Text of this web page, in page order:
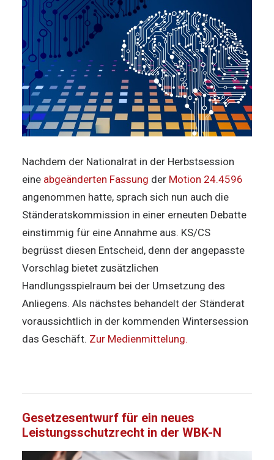
Nachdem der Nationalrat in der Herbstsession
eine abgeänderten Fassung der Motion 24.4596
angenommen hatte, sprach sich nun auch die
Ständeratskommission in einer erneuten Debatte
einstimmig für eine Annahme aus. KS/CS
begrüsst diesen Entscheid, denn der angepasste
Vorschlag bietet zusätzlichen
Handlungsspielraum bei der Umsetzung des
Anliegens. Als nächstes behandelt der Ständerat
voraussichtlich in der kommenden Wintersession
das Geschäft. Zur Medienmittelung.
Gesetzesentwurf für ein neues
Leistungsschutzrecht in der WBK-N